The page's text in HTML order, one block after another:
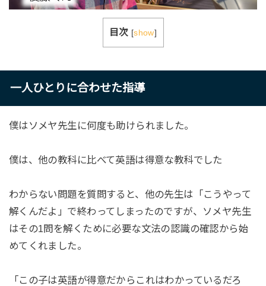
目次 [show]
一人ひとりに合わせた指導
僕はソメヤ先生に何度も助けられました。
僕は、他の教科に比べて英語は得意な教科でした
わからない問題を質問すると、他の先生は「こうやって
解くんだよ」で終わってしまったのですが、ソメヤ先生
はその1問を解くために必要な文法の認識の確認から始
めてくれました。
「この子は英語が得意だからこれはわかっているだろ